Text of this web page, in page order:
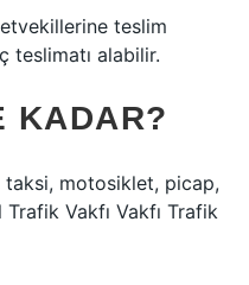
teslim
teslimatı alabilir.
KADAR?
motosiklet, picap,
Vakfı Vakfı Trafik